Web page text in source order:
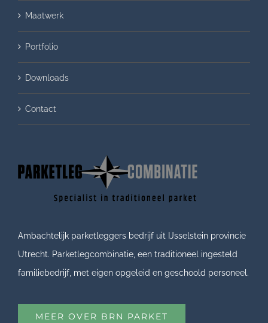
Maatwerk
Portfolio
Downloads
Contact
Ambachtelijk parketleggers bedrijf uit IJsselstein provincie
Utrecht. Parketlegcombinatie, een traditioneel ingesteld
familiebedrijf, met eigen opgeleid en geschoold personeel.
MEER OVER BRN PARKET